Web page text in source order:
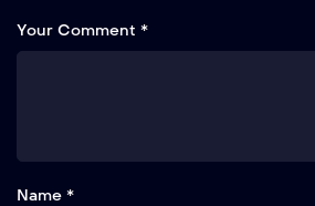
Your Comment *
Name *